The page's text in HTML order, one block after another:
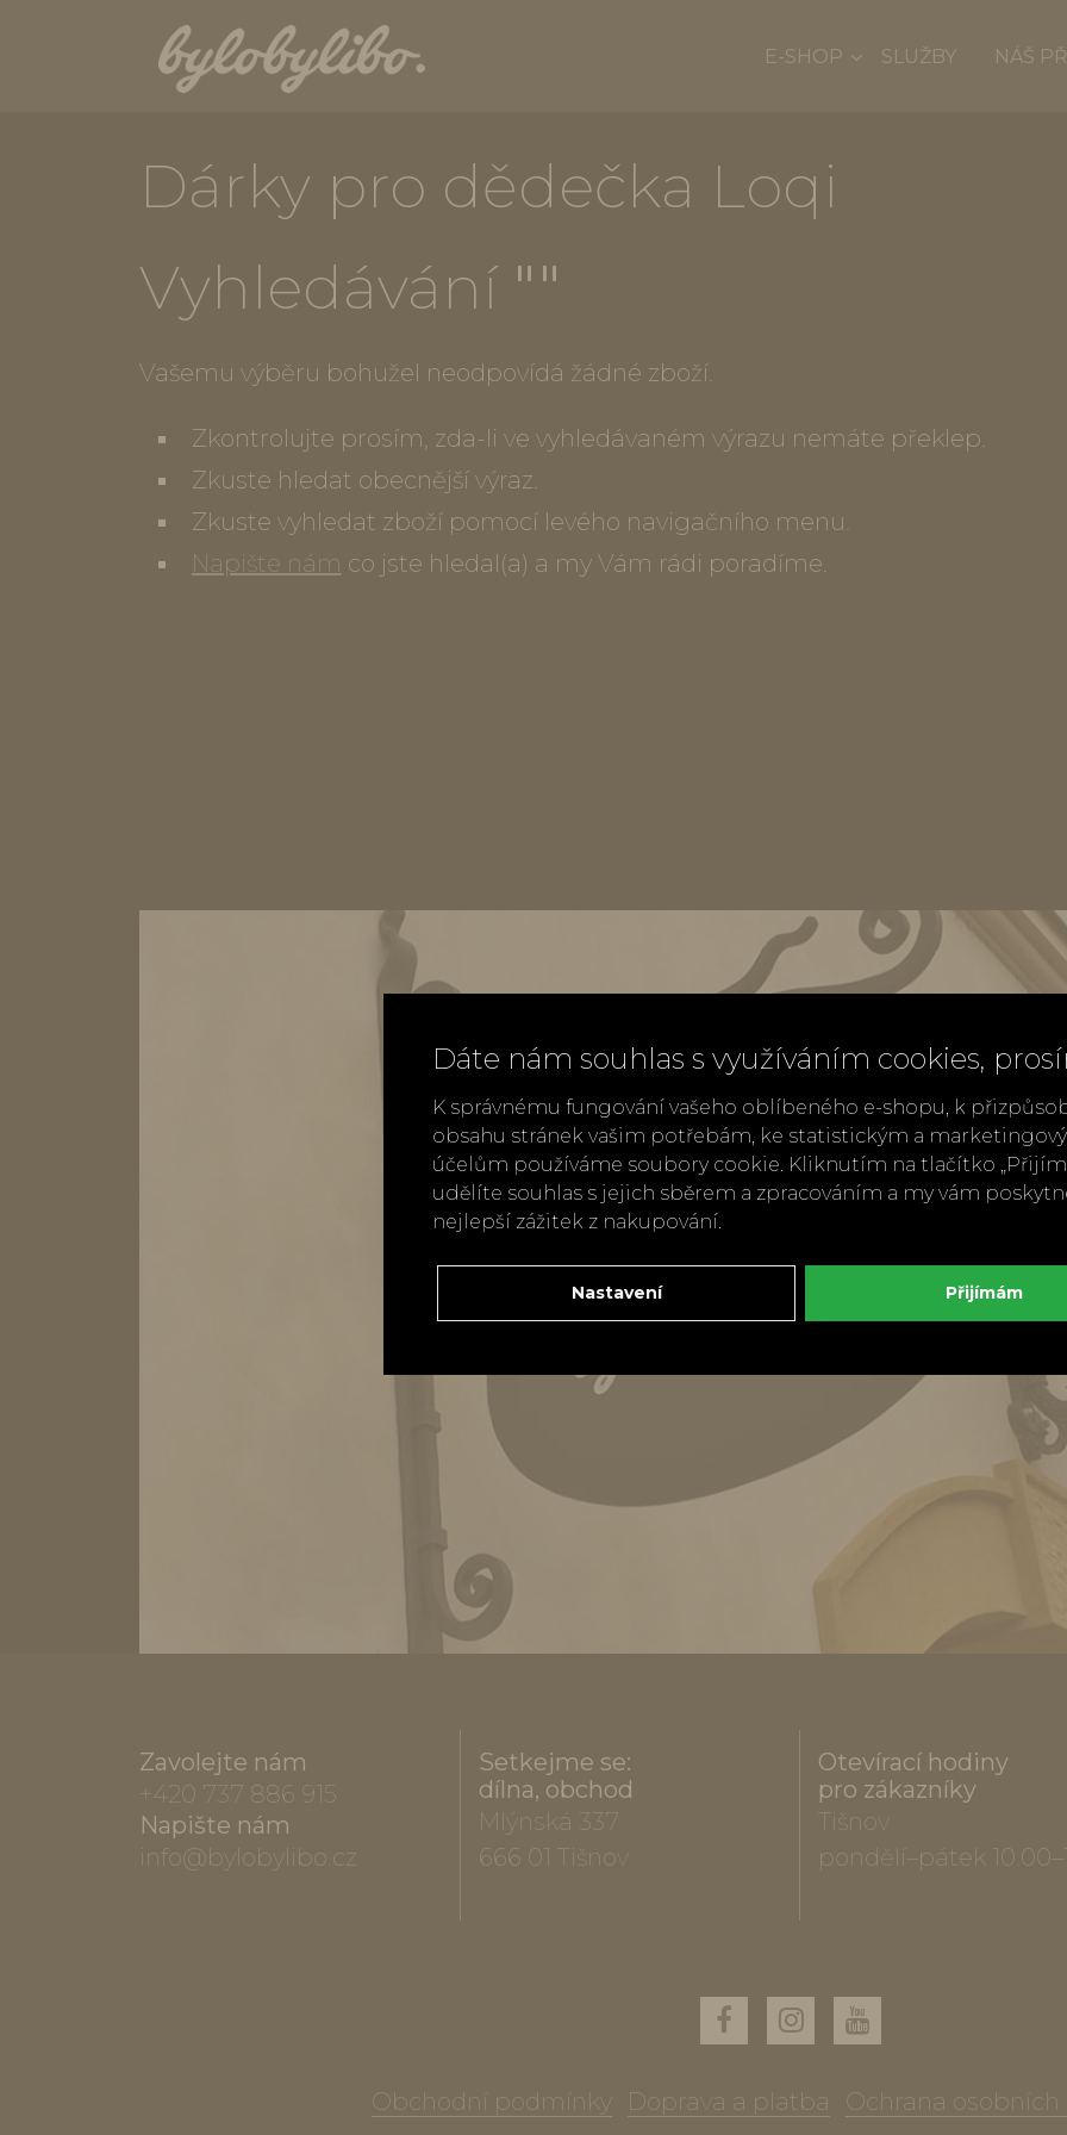
Dárky pro dědečka Loqi
Vyhledávání ""
Vašemu výběru bohužel neodpovídá žádné zboží.
Zkontrolujte prosím, zda-li ve vyhledávaném výrazu nemáte překlep.
Zkuste hledat obecnější výraz.
Zkuste vyhledat zboží pomocí levého navigačního menu.
Napište nám co jste hledal(a) a my Vám rádi poradíme.
Zavolejte nám
+420 737 886 915
Napište nám
info@bylobylibo.cz
Setkejme se:
dílna, obchod
Mlýnská 337
666 01 Tišnov
Otevírací hodiny
pro zákazníky
Tišnov
pondělí–pátek
Obchodní podmínky Doprava a platba Ochrana
E-SHOP SLUŽBY NÁŠ
Dáte nám souhlas s využíváním cookies,
K správnému fungování vašeho oblíbeného e-shopu, k
obsahu stránek vašim potřebám, ke statistickým a
účelům používáme soubory cookie. Kliknutím na tlačítko
udělíte souhlas s jejich sběrem a zpracováním a my vám
nejlepší zážitek z nakupování.
Nastavení Přijímám